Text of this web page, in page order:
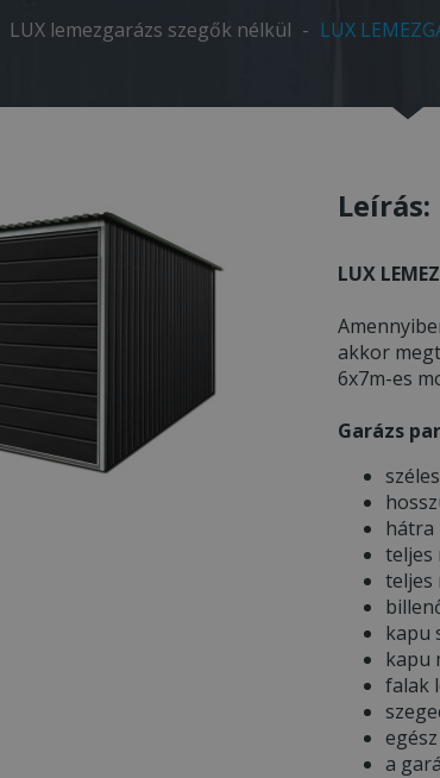
LUX lemezgarázs szegők nélkül - LUX
Leírás:
LUX
akkor
6x7m-es
Garázs
hátra
teljes
teljes
kapu
kapu
falak
a